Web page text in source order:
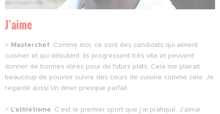
J’aime
> Masterchef. Comme moi, ce sont des candidats qui aiment
cuisiner et qui débutent. Ils progressent très vite et peuvent
donner de bonnes idées pour de futurs plats. Cela me plairait
beaucoup de pouvoir suivre des cours de cuisine comme cela. Je
regarde aussi Un diner presque parfait.
> L’athlétisme. C’est le premier sport que j’ai pratiqué. J’aimai